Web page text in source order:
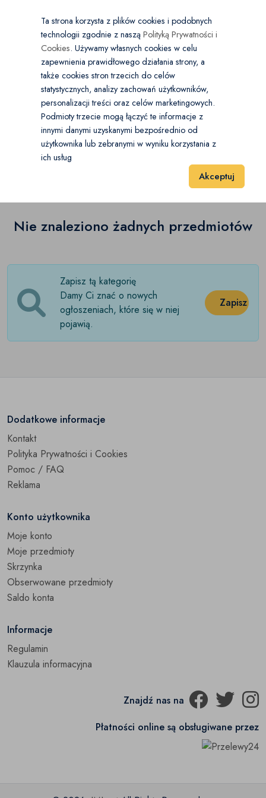
Wybierz kategorię
Motoryzacja
Dźwigi, żurawie, podnośniki(0)
Koparki kołowe i gąsienicowe (0)
Koparko-ładowarki
Maszyny drogowe(0)
Wózki widłowe(0)
×
Kraj PL
PLN
Motoryzacja Budowlane
Budowlane (0)
20 60
Nie znaleziono żadnych przedmiotów
Zapisz tą kategorię
Damy Ci znać o nowych
ogłoszeniach, które się w niej
pojawią.
Zapisz
Dodatkowe informacje
Kontakt
Polityka Prywatności i Cookies
Pomoc / FAQ
Reklama
Konto użytkownika
Moje konto
Moje przedmioty
Skrzynka
Obserwowane przedmioty
Saldo konta
Informacje
Regulamin
Klauzula informacyjna
Znajdź nas na
Płatności online są obsługiwane przez
Ta strona korzysta z plików cookies i podobnych
technologii zgodnie z nasząPolityką Prywatności i
Cookies. Używamy własnych cookies w celu
zapewnienia prawidłowego działania strony, a
także cookies stron trzecich do celów
statystycznych, analizy zachowań użytkowników,
personalizacji treści oraz celów marketingowych.
Podmioty trzecie mogą łączyć te informacje z
innymi danymi uzyskanymi bezpośrednio od
użytkownika lub zebranymi w wyniku korzystania z
ich usług
Akceptuj